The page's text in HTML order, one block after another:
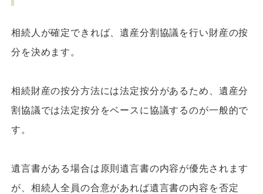
相続人が確定できれば、遺産分割協議を行い財産の按
分を決めます。
相続財産の按分方法には法定按分があるため、遺産分
割協議では法定按分をベースに協議するのが一般的で
す。
遺言書がある場合は原則遺言書の内容が優先されます
が、相続人全員の合意があれば遺言書の内容を否定